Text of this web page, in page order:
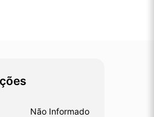
Não Informado